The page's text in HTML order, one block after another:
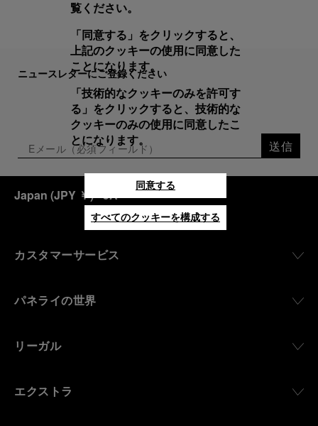
ニュースレターにご登録ください
送信
Japan (JPY ￥)- JA
カスタマーサービス
パネライの世界
リーガル
エクストラ
覧ください。
「同意する」をクリックすると、
上記のクッキーの使用に同意した
ことになります。
「技術的なクッキーのみを許可す
る」をクリックすると、技術的な
クッキーのみの使用に同意したこ
とになります。
同意する
すべてのクッキーを構成する